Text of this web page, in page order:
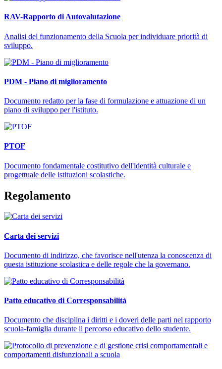
RAV-Rapporto di Autovalutazione
Analisi del funzionamento della Scuola per individuare priorità di
sviluppo.
PDM - Piano di miglioramento
Documento redatto per la fase di formulazione e attuazione di un
piano di sviluppo per l'istituto.
PTOF
Documento fondamentale costitutivo dell'identità culturale e
progettuale delle istituzioni scolastiche.
Regolamento
Carta dei servizi
Documento di indirizzo, che favorisce nell'utenza la conoscenza di
questa istituzione scolastica e delle regole che la governano.
Patto educativo di Corresponsabilità
Documento che disciplina i diritti e i doveri delle parti nel rapporto
scuola-famiglia durante il percorso educativo dello studente.